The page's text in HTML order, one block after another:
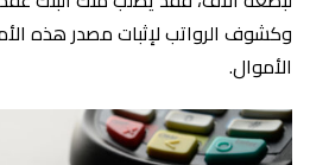
وكشوف الرواتب لإثبات مصدر هذه
الأموال.